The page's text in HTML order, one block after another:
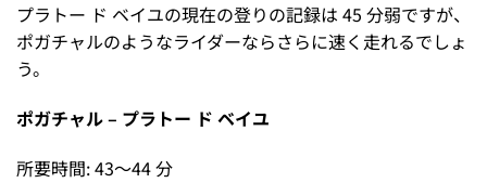
プラトー ド ベイユの現在の登りの記録は 45 分弱ですが、
ポガチャルのようなライダーならさらに速く走れるでしょ
う。
ポガチャル – プラトー ド ベイユ
所要時間: 43～44 分